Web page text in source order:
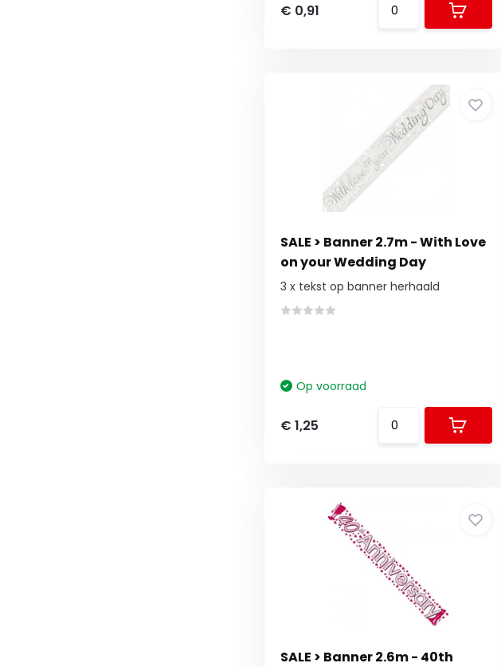
€ 0,91
SALE > Banner 2.7m - With Love
on your Wedding Day
3 x tekst op banner herhaald
Op voorraad
€ 1,25
SALE > Banner 2.6m - 40th